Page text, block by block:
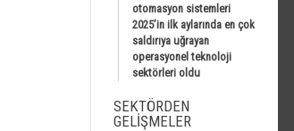
otomasyon sistemleri
2025’in ilk aylarında en çok
saldırıya uğrayan
operasyonel teknoloji
sektörleri oldu
SEKTÖRDEN
GELIŞMELER